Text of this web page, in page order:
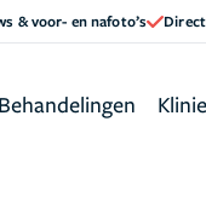
& voor- en nafoto’s
Behandelingen